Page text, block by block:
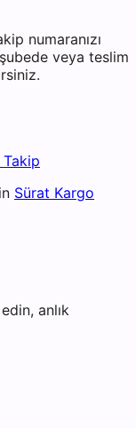
numaranızı
veya teslim
Sürat Kargo
anlık